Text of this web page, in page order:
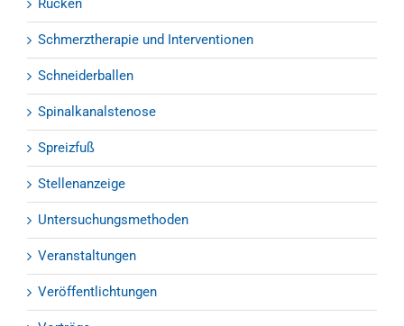
Rücken
Schmerztherapie und Interventionen
Schneiderballen
Spinalkanalstenose
Spreizfuß
Stellenanzeige
Untersuchungsmethoden
Veranstaltungen
Veröffentlichtungen